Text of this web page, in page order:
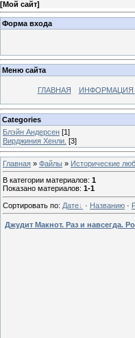
[Мой сайт]
Форма входа
Меню сайта
ГЛАВНАЯ ИНФОРМАЦИЯ
Categories
Блэйн Андерсен [1]
Вирджиния Хенли. [3]
Главная » Файлы » Исторические
В категории материалов: 1
Показано материалов: 1-1
Сортировать по: Дате · Названию ·
Джудит Макнот. Раз и навсегда.